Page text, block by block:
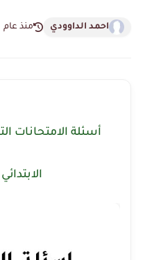
احمد الداوودي منذ عام
أسئلة الامتحانات
الابتدائي 2024 -